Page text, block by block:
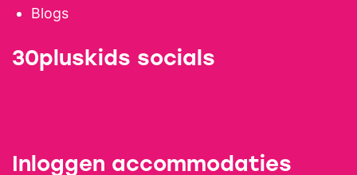
Blogs
30pluskids socials
Inloggen accommodaties